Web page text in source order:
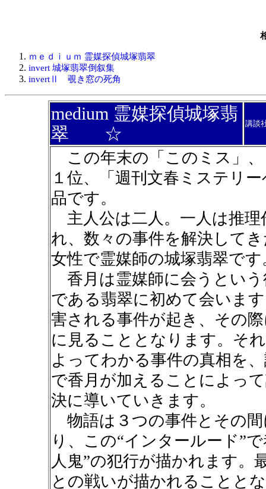
ｍｅｄｉｕｍ 霊媒探偵城塚翡翠
invert 城塚翡翠倒叙集
invertⅡ 覗き窓の死角
medium 霊媒探偵城塚翡
翠 ☆
講談
この年末の「このミス」
１位、「週刊文春ミステリ
品です。
主人公は二人。一人は推理
れ、数々の事件を解決して
女性で霊媒師の城塚翡翠です
香月は霊媒師に会うとい
である翡翠に初めて会いま
害される事件が起き、その
に見ることとなります。そ
よってわかる事件の真相を
で香月が加えることによっ
決に導いていきます。
物語は３つの事件とその
り、この“インタールード”
人鬼”の犯行が描かれます。
との戦いが描かれることと